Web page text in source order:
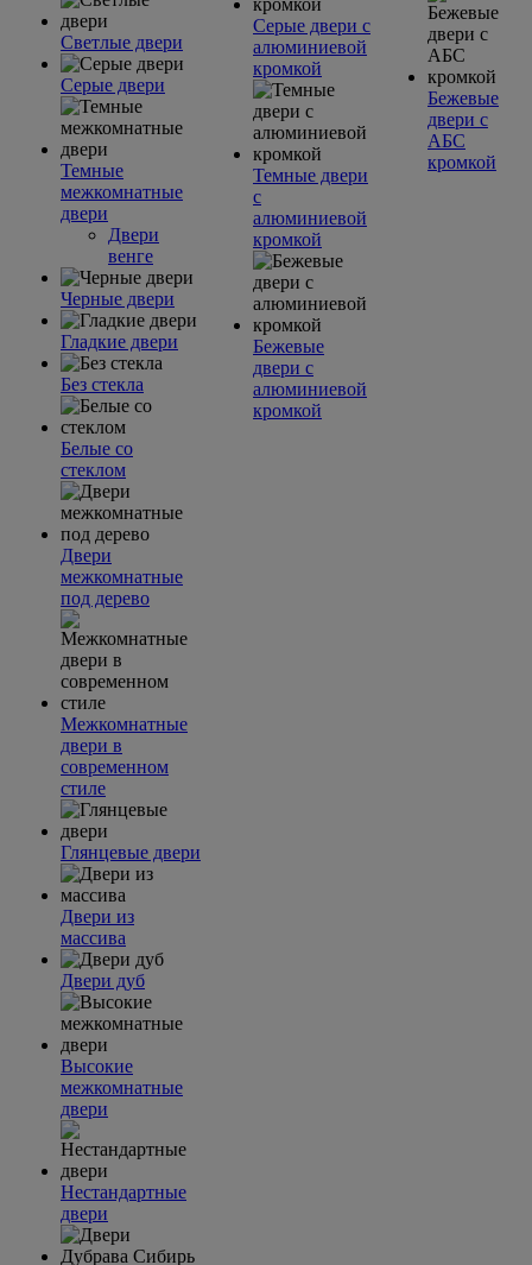
Светлые двери
Серые двери
Темные
межкомнатные
двери
Двери
венге
Черные двери
Гладкие двери
Без стекла
Белые со
стеклом
Двери
межкомнатные
под дерево
Межкомнатные
двери в
современном
стиле
Глянцевые двери
Двери из
массива
Двери дуб
Высокие
межкомнатные
двери
Нестандартные
двери
Серые двери с
алюминиевой
кромкой
Темные двери
с
алюминиевой
кромкой
Бежевые
двери с
алюминиевой
кромкой
Бежевые
двери с
АБС
кромкой